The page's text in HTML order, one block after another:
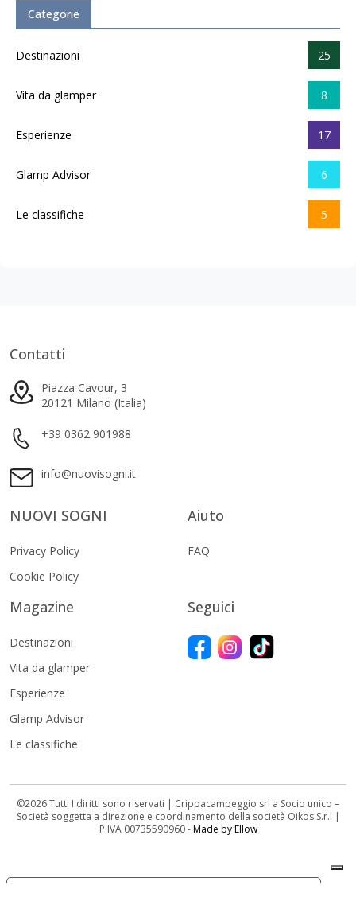
Categorie
Destinazioni 25
Vita da glamper 8
Esperienze 17
Glamp Advisor 6
Le classifiche 5
Contatti
Piazza Cavour, 3
20121 Milano (Italia)
+39 0362 901988
info@nuovisogni.it
NUOVI SOGNI
Privacy Policy
Cookie Policy
Aiuto
FAQ
Magazine
Destinazioni
Vita da glamper
Esperienze
Glamp Advisor
Le classifiche
Seguici
©2026 Tutti I diritti sono riservati | Crippacampeggio srl a Socio unico –
Società soggetta a direzione e coordinamento della società Oikos S.r.l |
P.IVA 00735590960 -Made by Ellow